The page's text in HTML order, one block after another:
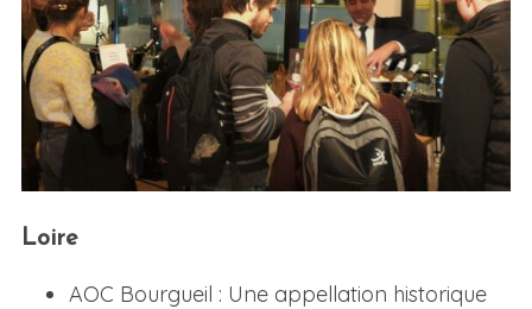
Loire
AOC Bourgueil : Une appellation historique